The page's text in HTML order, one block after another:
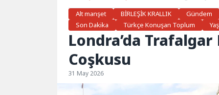
Alt manşet
BİRLEŞİK KRALLIK Gündem
Son Dakika
Türkçe Konuşan Toplum
Londra’da Trafalgar
Coşkusu
31 May 2026